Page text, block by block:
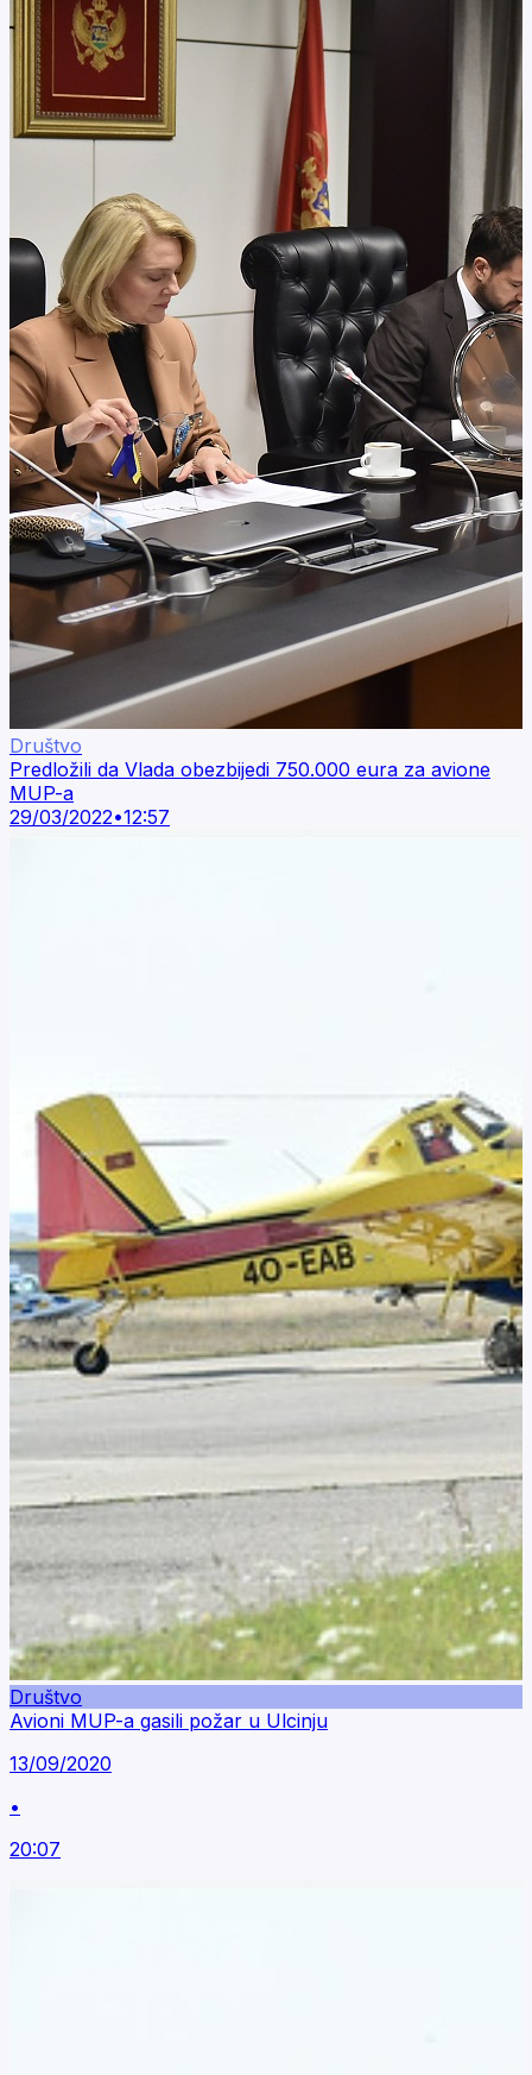
Društvo
Predložili da Vlada obezbijedi 750.000 eura za avione
MUP-a
29/03/2022•12:57
Društvo
Avioni MUP-a gasili požar u Ulcinju
13/09/2020
•
20:07